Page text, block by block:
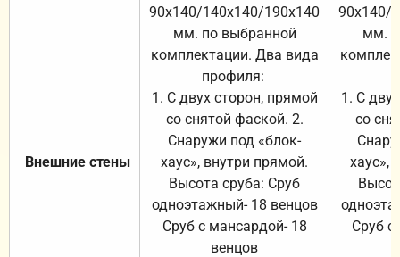
Внешние стены
90х140/140х140/190х140
мм. по выбранной
комплектации. Два вида
профиля:
1. С двух сторон, прямой
со снятой фаской. 2.
Снаружи под «блок-
хаус», внутри прямой.
Высота сруба: Сруб
одноэтажный- 18 венцов
Сруб с мансардой- 18
венцов
90х140/
мм.
1. С
со
хаус»,
Сруб с